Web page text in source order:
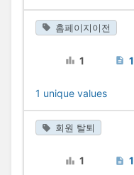
홈페이지이전
1 1
1 unique values
회원 탈퇴
1 1